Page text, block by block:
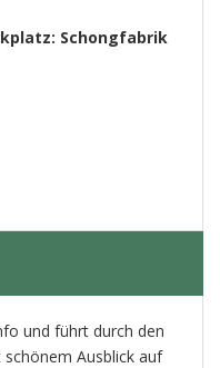
Schongfabrik
und führt durch den
Ausblick auf